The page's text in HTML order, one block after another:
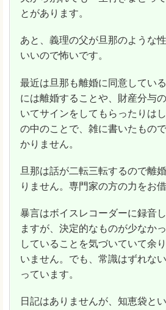
とがあります。
あと、義理の父が旦那のような
いいので怖いです。
最近は旦那も離婚に同意してい
には離婚することや、財産分与
いてサインをしてもらったりは
の中のことで、雑に書いたもの
かりません。
旦那は話が二転三転するので離
りません。専門家の方の力をお
暴言はボイスレコーダーに録音
ますが、決定的なものが少なか
していることを気づいていて余
いません。でも、常識はずれな
っています。
日記はありませんが、知恵袋と